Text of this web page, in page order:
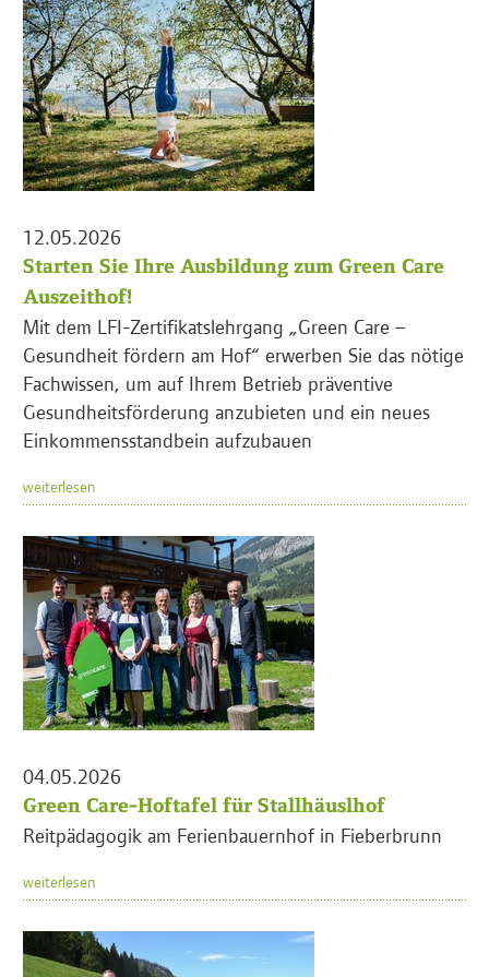
12.05.2026
Starten Sie Ihre Ausbildung zum Green Care
Auszeithof!
Mit dem LFI-Zertifikatslehrgang „Green Care –
Gesundheit fördern am Hof“ erwerben Sie das nötige
Fachwissen, um auf Ihrem Betrieb präventive
Gesundheitsförderung anzubieten und ein neues
Einkommensstandbein aufzubauen
weiterlesen
04.05.2026
Green Care-Hoftafel für Stallhäuslhof
Reitpädagogik am Ferienbauernhof in Fieberbrunn
weiterlesen